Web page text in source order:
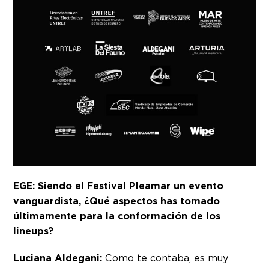
EGE: Siendo el Festival Pleamar un evento
vanguardista, ¿Qué aspectos has tomado
últimamente para la conformación de los
lineups?
Luciana Aldegani: Como te contaba, es muy